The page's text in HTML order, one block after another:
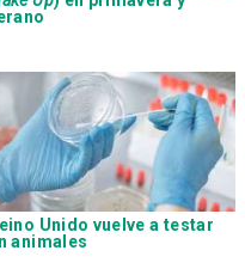
Unido vuelve a testar
animales